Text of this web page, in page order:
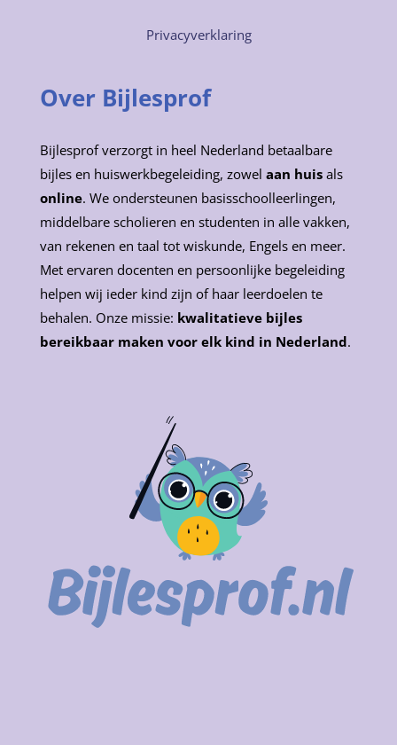
Privacyverklaring
Over Bijlesprof
Bijlesprof verzorgt in heel Nederland betaalbare
bijles en huiswerkbegeleiding, zowel aan huisals
online. We ondersteunen basisschoolleerlingen,
middelbare scholieren en studenten in alle vakken,
van rekenen en taal tot wiskunde, Engels en meer.
Met ervaren docenten en persoonlijke begeleiding
helpen wij ieder kind zijn of haar leerdoelen te
behalen. Onze missie: kwalitatieve bijles
bereikbaar maken voor elk kind in Nederland.